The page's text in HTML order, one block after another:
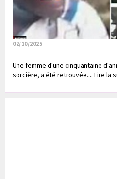
02/10/2025
Une femme d'une cinquantaine
sorcière, a été retrouvée.... Lire la